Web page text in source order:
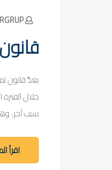
MASARGRUP
خلال
سبب آخر،
اقرأ